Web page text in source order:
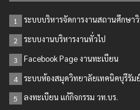
1 ระบบบริหารจัดการงานสถานศึกษา
2 ระบบงานบริหารงานทั่วไป
3 Facebook Page งานทะเบียน
4 ระบบห้องสมุดวิทยาลัยเทคนิคบุรีรัมย์
5 ลงทะเบียน แก้กิจกรรม วท.บร.